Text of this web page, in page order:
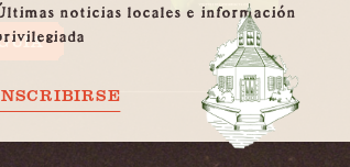
noticias locales e información